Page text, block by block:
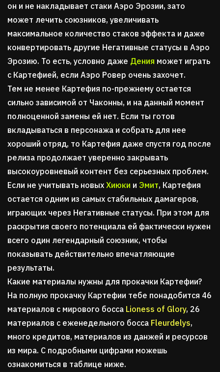
он и не накладывает стаки Аэро Эрозии, зато
может лечить союзников, увеличивать
максимальное количество стаков эффекта и даже
конвертировать другие Негативные статусы в Аэро
Эрозию. То есть, условно даже Дения может играть
с Картефией, если Аэро Ровер очень захочет.
Тем не менее Картефия по-прежнему остается
сильно зависимой от Чаконны, и на данный момент
полноценной замены ей нет. Если ты готов
вкладываться в персонажа и собрать для нее
хороший отряд, то Картефия даже спустя год после
релиза продолжает уверенно закрывать
высокоуровневый контент без серьезных проблем.
Если не учитывать новых Хиюки и Эмит, Картефия
остается одним из самых стабильных дамагеров,
играющих через Негативные статусы. При этом для
раскрытия своего потенциала ей фактически нужен
всего один легендарный союзник, чтобы
показывать действительно впечатляющие
результаты.
Какие материалы нужны для прокачки Картефии?
На полную прокачку Картефии тебе понадобится 46
материалов с мирового босса Lioness of Glory, 26
материалов с еженедельного босса Fleurdelys,
много кредитов, материалов из данжей и ресурсов
из мира. С подробными цифрами можешь
ознакомиться в таблице ниже.